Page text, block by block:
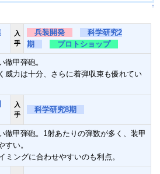
↑
入
手
兵装開発
科学研究2
期
プロトショップ
徹甲弾砲。
威力は十分、さらに着弾収束も優れてい
入
手
科学研究8期
徹甲弾砲。1射あたりの弾数が多く、装甲
すい。
ミングに合わせやすいのも利点。